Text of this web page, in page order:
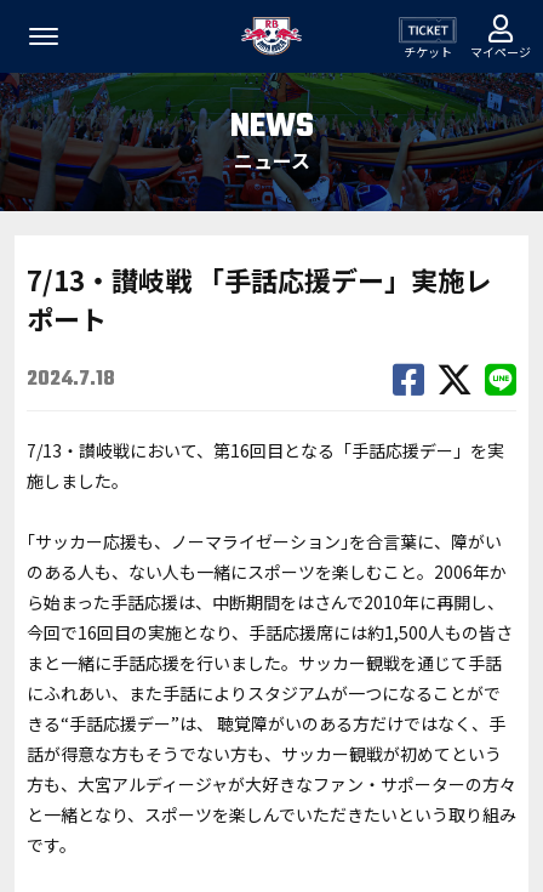
チケット マイページ
NEWS
ニュース
7/13・讃岐戦 「手話応援デー」実施レ
ポート
2024.7.18
7/13・讃岐戦において、第16回目となる「手話応援デー」を実
施しました。
｢サッカー応援も、ノーマライゼーション｣を合言葉に、障がい
のある人も、ない人も一緒にスポーツを楽しむこと。2006年か
ら始まった手話応援は、中断期間をはさんで2010年に再開し、
今回で16回目の実施となり、手話応援席には約1,500人もの皆さ
まと一緒に手話応援を行いました。サッカー観戦を通じて手話
にふれあい、また手話によりスタジアムが一つになることがで
きる“手話応援デー”は、 聴覚障がいのある方だけではなく、手
話が得意な方もそうでない方も、サッカー観戦が初めてという
方も、大宮アルディージャが大好きなファン・サポーターの方々
と一緒となり、スポーツを楽しんでいただきたいという取り組み
です。